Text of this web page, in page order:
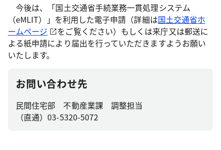
今後は、「国土交通省手続業務一貫処理システム
（eMLIT）」を利用した電子申請（詳細は国土交通省ホ
ームページ
をご覧ください）もしくは来庁又は郵送に
よる紙申請により届出を行っていただきますようお願い
いたします。
お問い合わせ先
民間住宅部 不動産業課 調整担当
（直通）03-5320-5072